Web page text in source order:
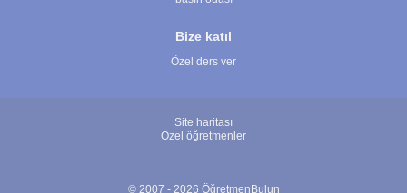
Bize katıl
Özel ders ver
Site haritası
Özel öğretmenler
© 2007 - 2026 ÖğretmenBulun